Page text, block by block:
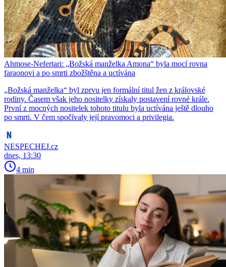
Ahmose-Nefertari: „Božská manželka Amona“ byla mocí rovna
faraonovi a po smrti zbožštěna a uctívána
​​​​​​​„Božská manželka“ byl zprvu jen formální titul žen z královské
rodiny. Časem však jeho nositelky získaly postavení rovné krále.
První z mocných nositelek tohoto titulu byla uctívána ještě dlouho
po smrti. V čem spočívaly její pravomoci a privilegia.
NESPECHEJ.cz
dnes, 13:30
4 min